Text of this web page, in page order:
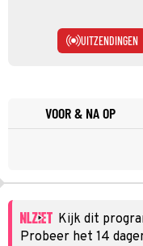
UITZENDINGEN
VOOR & NA OP
Kijk dit
Probeer het 14